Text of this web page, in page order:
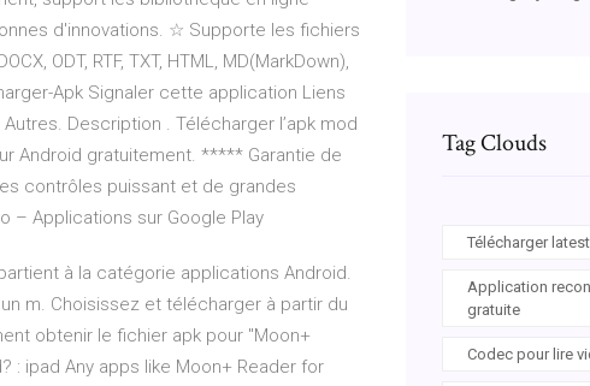
d'innovations. ☆ Supporte les fichiers
ODT, RTF, TXT, HTML, MD(MarkDown),
Apk Signaler cette application Liens
Description . Télécharger l’apk mod
Android gratuitement. ***** Garantie de
contrôles puissant et de grandes
– Applications sur Google Play
à la catégorie applications Android.
m. Choisissez et télécharger à partir du
obtenir le fichier apk pour "Moon+
: ipad Any apps like Moon+ Reader for
Tag Clouds
Télécharger
Application
gratuite
Codec pour lire